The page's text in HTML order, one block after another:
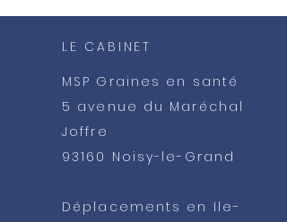
LE CABINET
MSP Graines en santé
5 avenue du Maréchal
Joffre
93160 Noisy-le-Grand
Déplacements en Ile-